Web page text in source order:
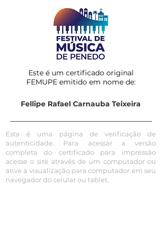
Este é um certificado original
FEMUPE emitido em nome de:
Fellipe Rafael Carnauba Teixeira
Esta é uma página de verificação de
autenticidade. Para acessar a versão
completa do certificado para impressão
acesse o site através de um computador ou
ative a visualização para computador em seu
navegador do celular ou tablet.